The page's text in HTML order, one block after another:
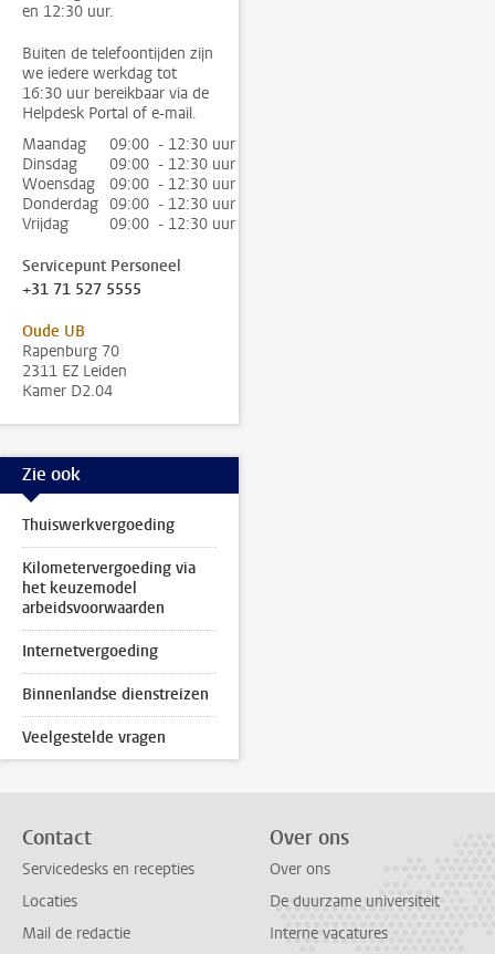
en 12:30 uur.
Buiten de telefoontijden zijn
we iedere werkdag tot
16:30 uur bereikbaar via de
Helpdesk Portal of e-mail.
Maandag
09:00 - 12:30 uur
Dinsdag
09:00 - 12:30 uur
Woensdag
09:00 - 12:30 uur
Donderdag 09:00 - 12:30 uur
Vrijdag
09:00 - 12:30 uur
Servicepunt Personeel
+31 71 527 5555
Oude UB
Rapenburg 70
2311 EZ Leiden
Kamer D2.04
Zie ook
Thuiswerkvergoeding
Kilometervergoeding via
het keuzemodel
arbeidsvoorwaarden
Internetvergoeding
Binnenlandse dienstreizen
Veelgestelde vragen
Contact
Servicedesks en recepties
Locaties
Mail de redactie
Over ons
Over ons
De duurzame universiteit
Interne vacatures